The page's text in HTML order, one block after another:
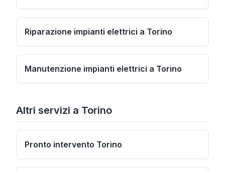
Riparazione impianti elettrici a Torino
Manutenzione impianti elettrici a Torino
Altri servizi a Torino
Pronto intervento Torino